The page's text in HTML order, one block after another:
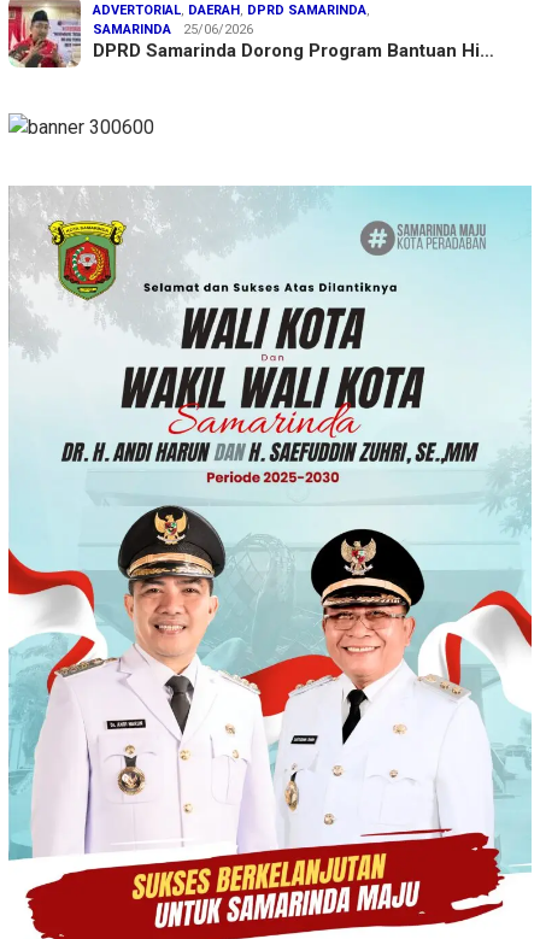
ADVERTORIAL, DAERAH, DPRD SAMARINDA,
SAMARINDA
25/06/2026
DPRD Samarinda Dorong Program Bantuan Hi…